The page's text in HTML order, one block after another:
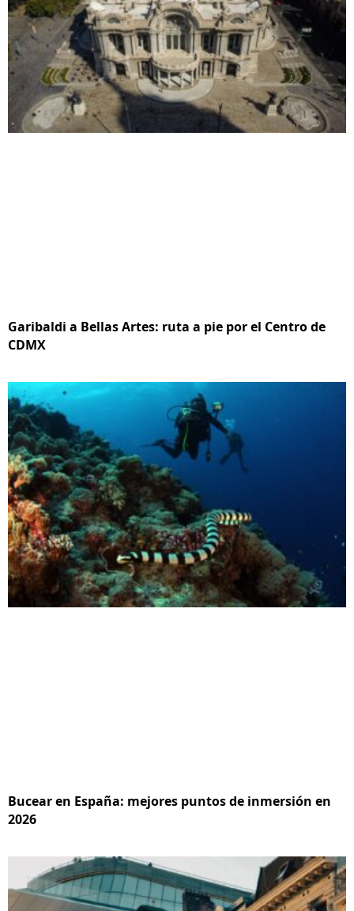
Garibaldi a Bellas Artes: ruta a pie por el Centro de
CDMX
Bucear en España: mejores puntos de inmersión en
2026